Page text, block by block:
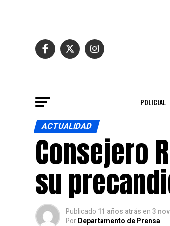
POLICIAL
ACTUALIDAD
Consejero
su
Publicado 11 años atrás en 3
Por Departamento de Prensa